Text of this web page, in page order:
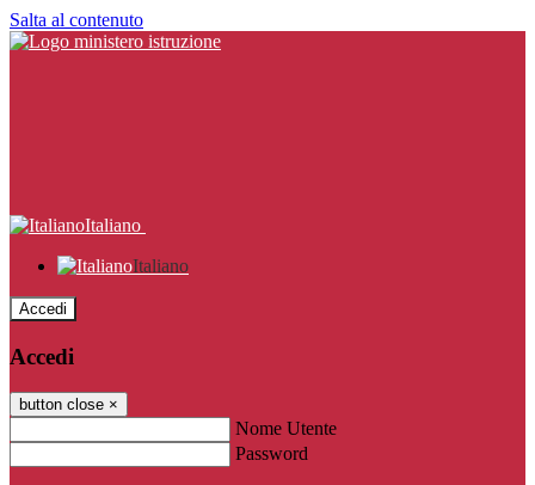
Salta al contenuto
Italiano
Italiano
Accedi
Accedi
button close ×
Nome Utente
Password